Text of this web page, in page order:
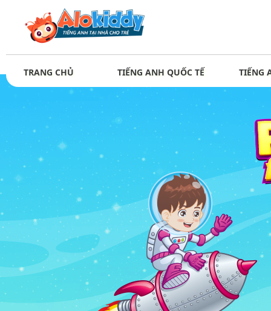
TRANG CHỦ TIẾNG ANH QUỐC TẾ TIẾNG